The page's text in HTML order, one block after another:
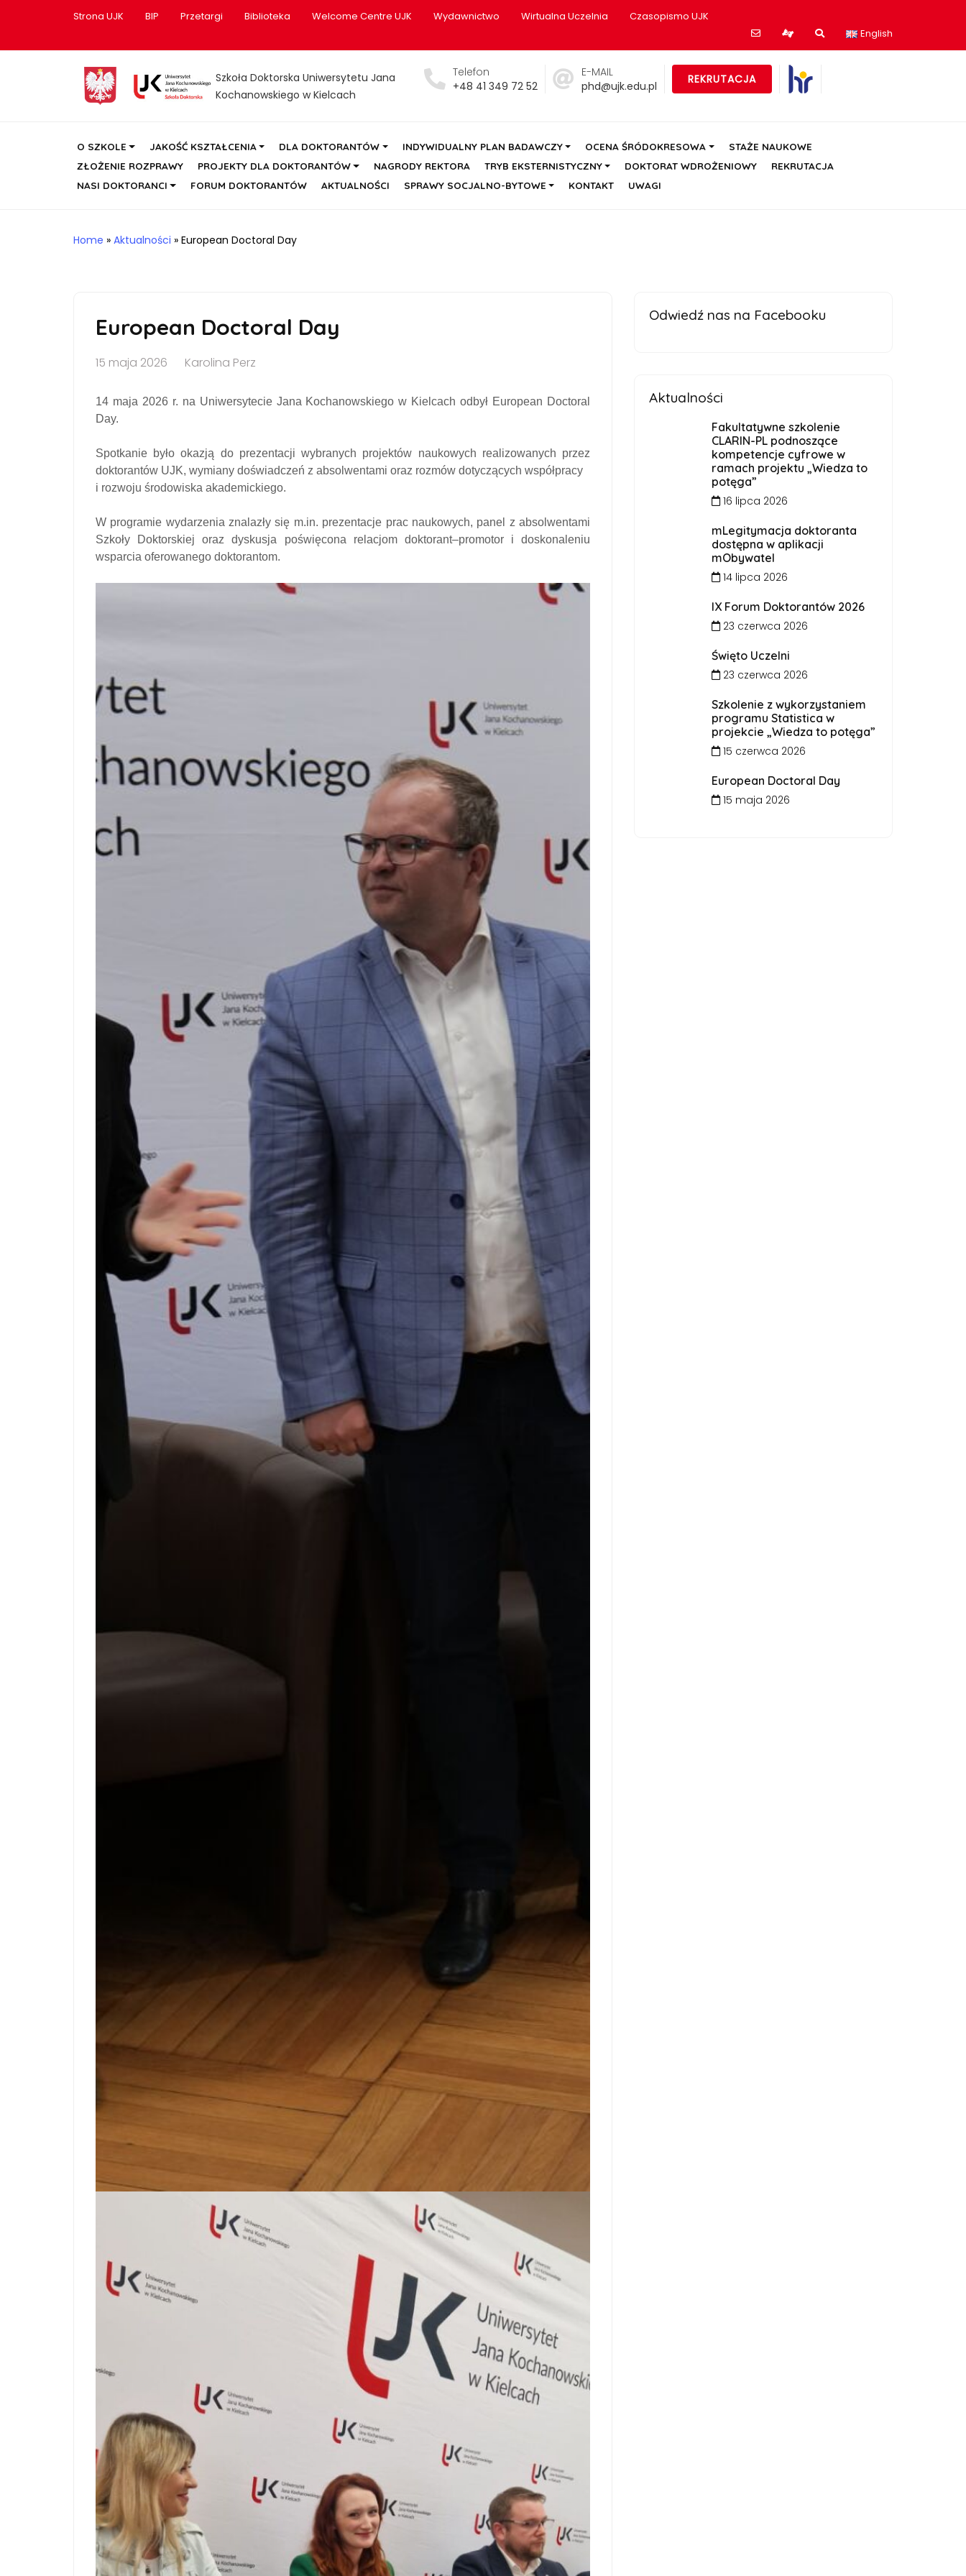
Strona UJK BIP Przetargi Biblioteka Welcome Centre UJK Wydawnictwo Wirtualna Uczelnia
Czasopismo UJK
English
Szkoła Doktorska Uniwersytetu Jana
Kochanowskiego w Kielcach
Telefon
+48 41 349 72 52
E-MAIL
phd@ujk.edu.pl
REKRUTACJA
O SZKOLE JAKOŚĆ KSZTAŁCENIA DLA DOKTORANTÓW INDYWIDUALNY PLAN BADAWCZY OCENA ŚRÓDOKRESOWA
STAŻE NAUKOWE
ZŁOŻENIE ROZPRAWY
PROJEKTY DLA DOKTORANTÓW NAGRODY REKTORA TRYB EKSTERNISTYCZNY DOKTORAT WDROŻENIOWY
REKRUTACJA
NASI DOKTORANCI
FORUM DOKTORANTÓW AKTUALNOŚCI SPRAWY SOCJALNO-BYTOWE KONTAKT UWAGI
Home » Aktualności » European Doctoral Day
European Doctoral Day
15 maja 2026 Karolina Perz
14 maja 2026 r. na Uniwersytecie Jana Kochanowskiego w Kielcach odbył European Doctoral
Day.
Spotkanie było okazją do prezentacji wybranych projektów naukowych realizowanych przez
doktorantów UJK, wymiany doświadczeń z absolwentami oraz rozmów dotyczących współpracy
i rozwoju środowiska akademickiego.
W programie wydarzenia znalazły się m.in. prezentacje prac naukowych, panel z absolwentami
Szkoły Doktorskiej oraz dyskusja poświęcona relacjom doktorant–promotor i doskonaleniu
wsparcia oferowanego doktorantom.
Odwiedź nas na Facebooku
Aktualności
Fakultatywne szkolenie
CLARIN-PL podnoszące
kompetencje cyfrowe w
ramach projektu „Wiedza to
potęga”
16 lipca 2026
mLegitymacja doktoranta
dostępna w aplikacji
mObywatel
14 lipca 2026
IX Forum Doktorantów 2026
23 czerwca 2026
Święto Uczelni
23 czerwca 2026
Szkolenie z wykorzystaniem
programu Statistica w
projekcie „Wiedza to potęga”
15 czerwca 2026
European Doctoral Day
15 maja 2026